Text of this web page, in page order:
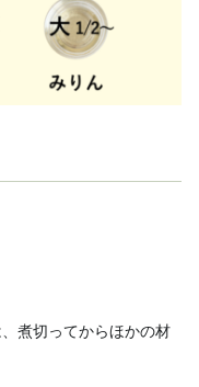
煮切ってからほかの材